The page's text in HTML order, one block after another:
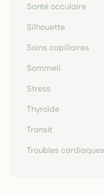
Santé occulaire
Silhouette
Soins capillaires
Sommeil
Stress
Thyroïde
Transit
Troubles